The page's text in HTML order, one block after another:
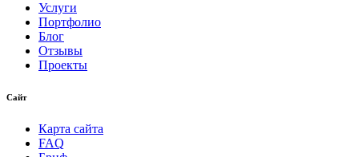
Услуги
Портфолио
Блог
Отзывы
Проекты
Сайт
Карта сайта
FAQ